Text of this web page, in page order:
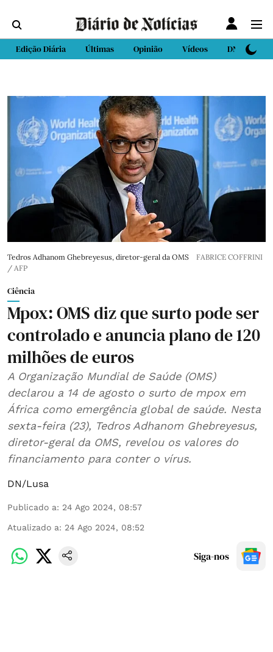
Edição Diária Últimas Opinião Vídeos DN Sport
Tedros Adhanom Ghebreyesus, diretor-geral da OMS
FABRICE COFFRINI
/ AFP
Ciência
Mpox: OMS diz que surto pode ser
controlado e anuncia plano de 120
milhões de euros
A Organização Mundial de Saúde (OMS)
declarou a 14 de agosto o surto de mpox em
África como emergência global de saúde. Nesta
sexta-feira (23), Tedros Adhanom Ghebreyesus,
diretor-geral da OMS, revelou os valores do
financiamento para conter o vírus.
DN/Lusa
Publicado a: 24 Ago 2024, 08:57
Atualizado a: 24 Ago 2024, 08:52
Siga-nos